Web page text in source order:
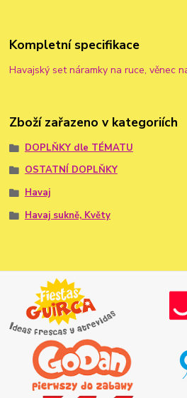
Kompletní specifikace
Havajský set náramky na ruce, věnec
Zboží zařazeno v kategoriích
DOPLŇKY dle TÉMATU
OSTATNÍ DOPLŇKY
Havaj
Havaj sukně, Květy